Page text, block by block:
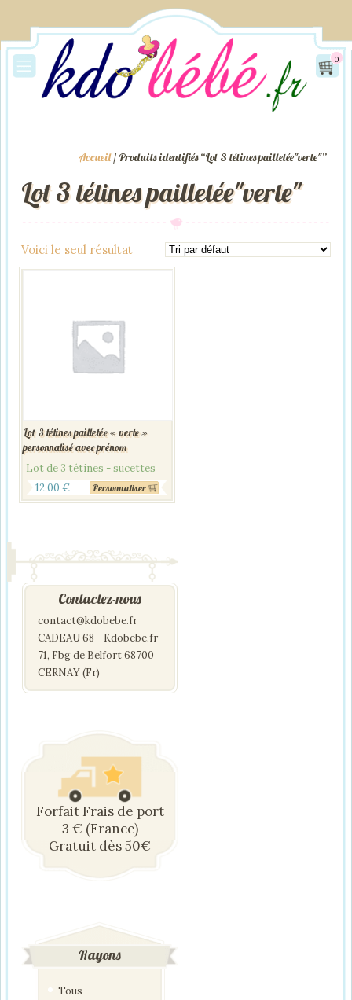
0
Accueil/ Produits identifiés “Lot 3 tétines pailletée"verte"”
Lot 3 tétines pailletée"verte"
Voici le seul résultat
Lot 3 tétines pailletée « verte »
personnalisé avec prénom
Lot de 3 tétines - sucettes
12,00 € Personnaliser
Contactez-nous
contact@kdobebe.fr
CADEAU 68 - Kdobebe.fr
71, Fbg de Belfort 68700
CERNAY (Fr)
Forfait Frais de port
3 € (France)
Gratuit dès 50€
Rayons
Tous